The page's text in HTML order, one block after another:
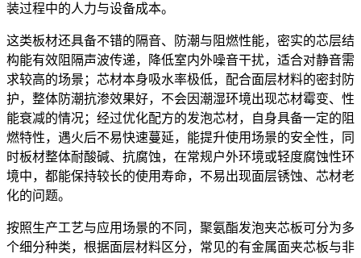
装过程中的人力与设备成本。
这类板材还具备不错的隔音、防潮与阻燃性能，密实的芯层结
构能有效阻隔声波传递，降低室内外噪音干扰，适合对静音需
求较高的场景；芯材本身吸水率极低，配合面层材料的密封防
护，整体防潮抗渗效果好，不会因潮湿环境出现芯材霉变、性
能衰减的情况；经过优化配方的发泡芯材，自身具备一定的阻
燃特性，遇火后不易快速蔓延，能提升使用场景的安全性，同
时板材整体耐酸碱、抗腐蚀，在常规户外环境或轻度腐蚀性环
境中，都能保持较长的使用寿命，不易出现面层锈蚀、芯材老
化的问题。
按照生产工艺与应用场景的不同，聚氨酯发泡夹芯板可分为多
个细分种类，根据面层材料区分，常见的有金属面夹芯板与非